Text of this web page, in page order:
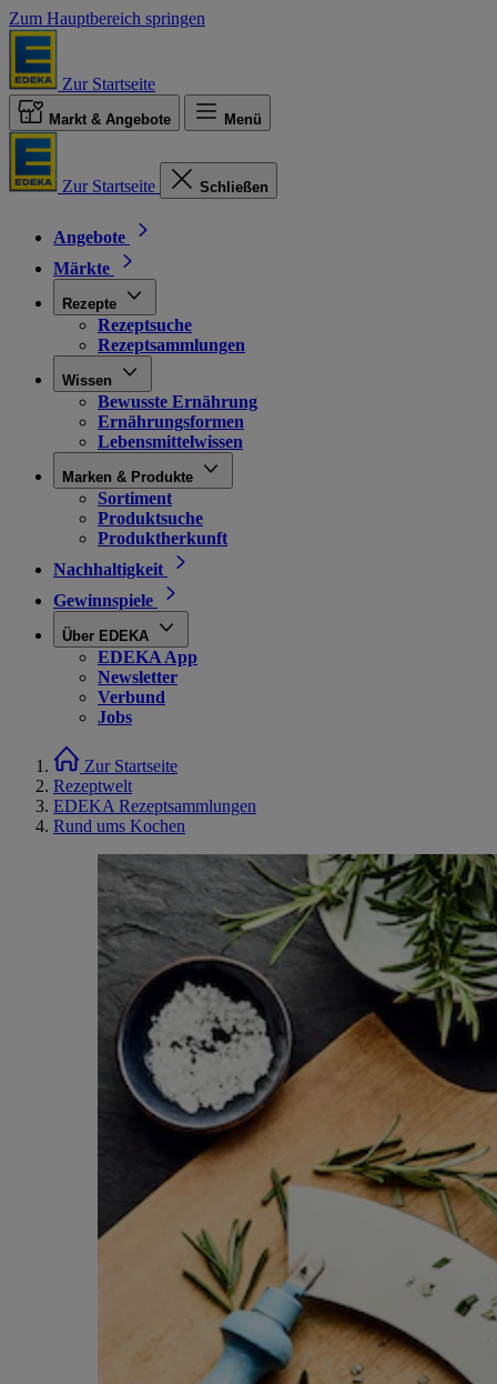
Zum Hauptbereich springen
Zur Startseite
Markt & Angebote Menü
Zur Startseite Schließen
Angebote
Märkte
Rezepte
Rezeptsuche
Rezeptsammlungen
Wissen
Bewusste Ernährung
Ernährungsformen
Lebensmittelwissen
Marken & Produkte
Sortiment
Produktsuche
Produktherkunft
Nachhaltigkeit
Gewinnspiele
Über EDEKA
EDEKA App
Newsletter
Verbund
Jobs
Zur Startseite
Rezeptwelt
EDEKA Rezeptsammlungen
Rund ums Kochen